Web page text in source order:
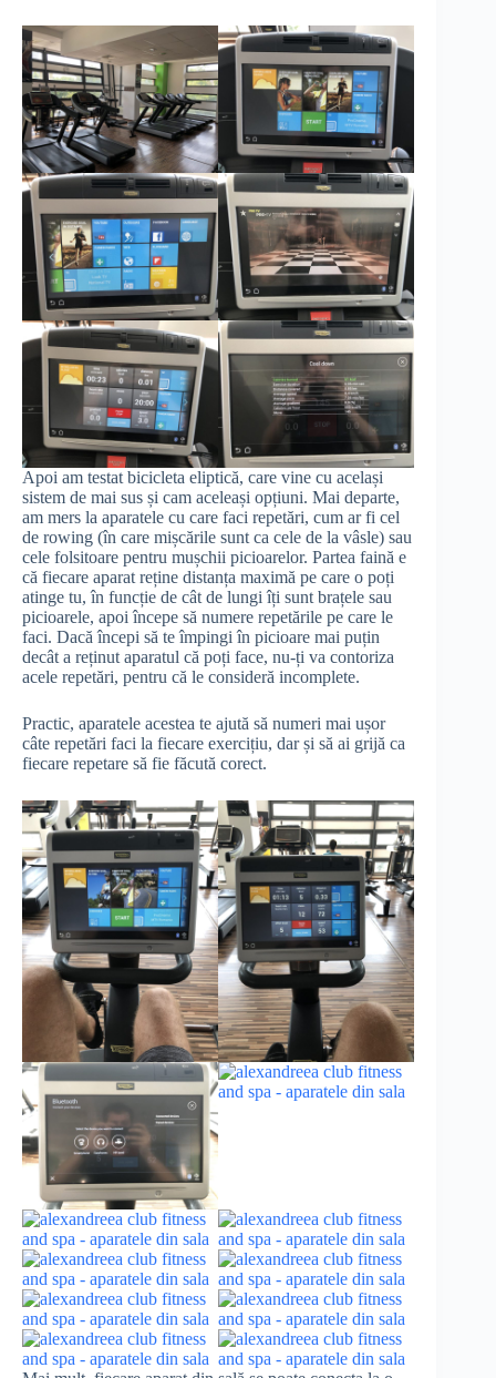
Apoi am testat bicicleta eliptică, care vine cu același
sistem de mai sus și cam aceleași opțiuni. Mai departe,
am mers la aparatele cu care faci repetări, cum ar fi cel
de rowing (în care mișcările sunt ca cele de la vâsle) sau
cele folsitoare pentru mușchii picioarelor. Partea faină e
că fiecare aparat reține distanța maximă pe care o poți
atinge tu, în funcție de cât de lungi îți sunt brațele sau
picioarele, apoi începe să numere repetările pe care le
faci. Dacă începi să te împingi în picioare mai puțin
decât a reținut aparatul că poți face, nu-ți va contoriza
acele repetări, pentru că le consideră incomplete.
Practic, aparatele acestea te ajută să numeri mai ușor
câte repetări faci la fiecare exercițiu, dar și să ai grijă ca
fiecare repetare să fie făcută corect.